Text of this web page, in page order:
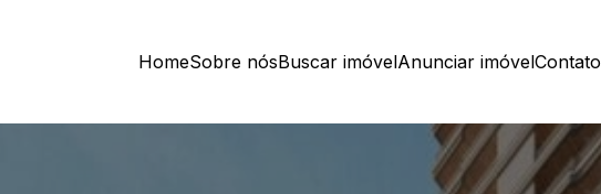
HomeSobre nósBuscar imóvelAnunciar imóvelContato